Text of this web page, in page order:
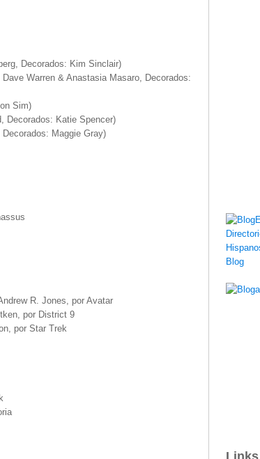
Decorados: Kim Sinclair)
Warren & Anastasia Masaro, Decorados:
Sim)
Decorados: Katie Spencer)
Maggie Gray)
R. Jones, por Avatar
por District 9
por Star Trek
Links